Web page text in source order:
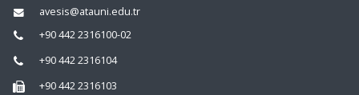
avesis@atauni.edu.tr
+90 442 2316100-02
+90 442 2316104
+90 442 2316103